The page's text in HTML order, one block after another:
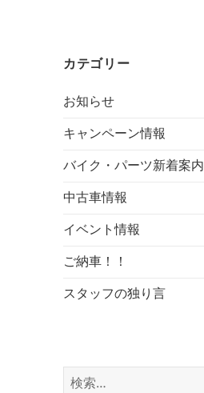
カテゴリー
お知らせ
キャンペーン情報
バイク・パーツ新着案内
中古車情報
イベント情報
ご納車！！
スタッフの独り言
検